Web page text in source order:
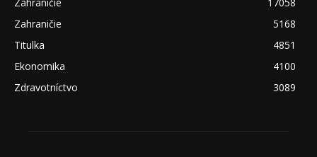
Zahraničie
17058
Zahraničie
5168
Titulka
4851
Ekonomika
4100
Zdravotníctvo
3089